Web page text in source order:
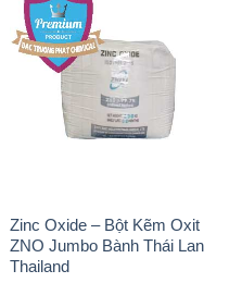
Zinc Oxide – Bột Kẽm Oxit
ZNO Jumbo Bành Thái Lan
Thailand